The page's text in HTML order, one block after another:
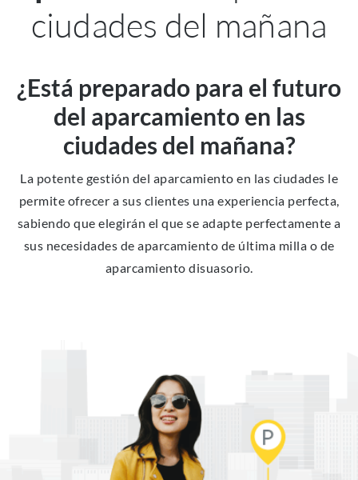
ciudades del mañana
¿Está preparado para el futuro
del aparcamiento en las
ciudades del mañana?
La potente gestión del aparcamiento en las ciudades le
permite ofrecer a sus clientes una experiencia perfecta,
sabiendo que elegirán el que se adapte perfectamente a
sus necesidades de aparcamiento de última milla o de
aparcamiento disuasorio.